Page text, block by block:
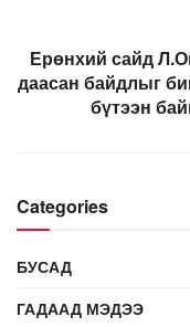
Ерөнхий сайд
даасан байдлыг
бүтээн
Categories
БУСАД
ГАДААД МЭДЭЭ